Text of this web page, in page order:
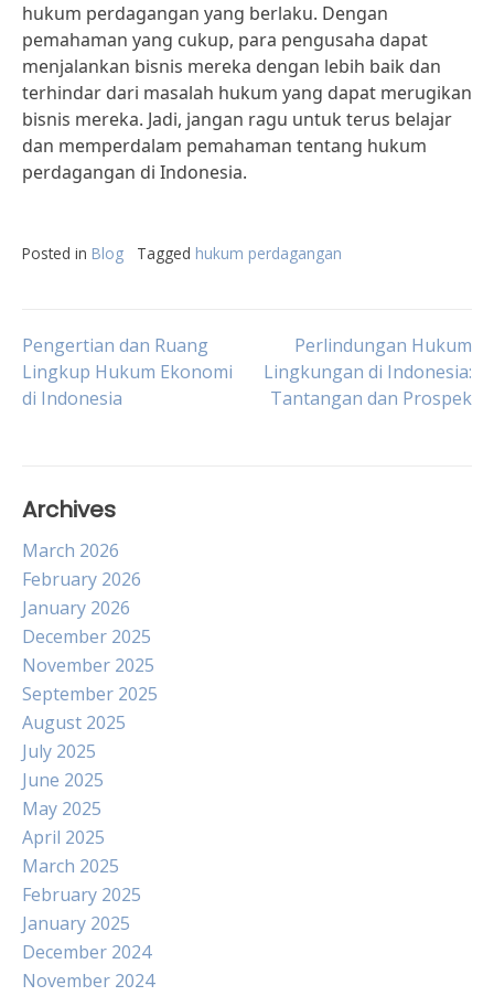
hukum perdagangan yang berlaku. Dengan
pemahaman yang cukup, para pengusaha dapat
menjalankan bisnis mereka dengan lebih baik dan
terhindar dari masalah hukum yang dapat merugikan
bisnis mereka. Jadi, jangan ragu untuk terus belajar
dan memperdalam pemahaman tentang hukum
perdagangan di Indonesia.
Posted in Blog Tagged hukum perdagangan
Post
navigation
Pengertian dan Ruang
Lingkup Hukum Ekonomi
di Indonesia
Perlindungan Hukum
Lingkungan di Indonesia:
Tantangan dan Prospek
Archives
March 2026
February 2026
January 2026
December 2025
November 2025
September 2025
August 2025
July 2025
June 2025
May 2025
April 2025
March 2025
February 2025
January 2025
December 2024
November 2024